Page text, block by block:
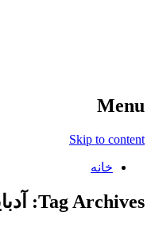
Menu
Skip to content
خانه
Tag Archives: